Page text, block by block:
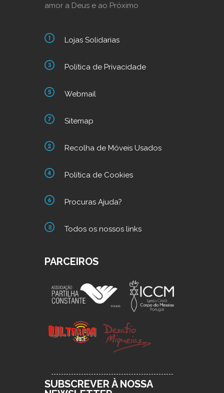
amor a Deus e ao Próximo
Lojas Solidarias
Política de Privacidade
Webmail
Sitemap
Recolha de Móveis Usados
Política de Cookies
Procuras Ajuda?
Todos os nossos links
PARCEIROS
SUBSCREVER À NOSSA